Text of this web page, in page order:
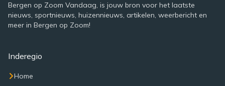
Bergen op Zoom Vandaag, is jouw bron voor het laatste
nieuws, sportnieuws, huizennieuws, artikelen, weerbericht en
meer in Bergen op Zoom!
Inderegio
Home